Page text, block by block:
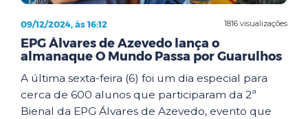
1816 visualizações
09/12/2024, às 16:12
EPG Álvares de Azevedo lança o
almanaque O Mundo Passa por Guarulhos
A última sexta-feira (6) foi um dia especial para
cerca de 600 alunos que participaram da 2ª
Bienal da EPG Álvares de Azevedo, evento que